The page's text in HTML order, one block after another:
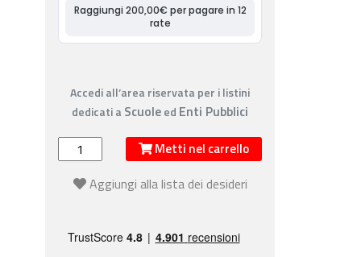
Accedi all’area riservata per i listini
dedicati a Scuoleed Enti Pubblici
Metti nel carrello
Aggiungi alla lista dei desideri